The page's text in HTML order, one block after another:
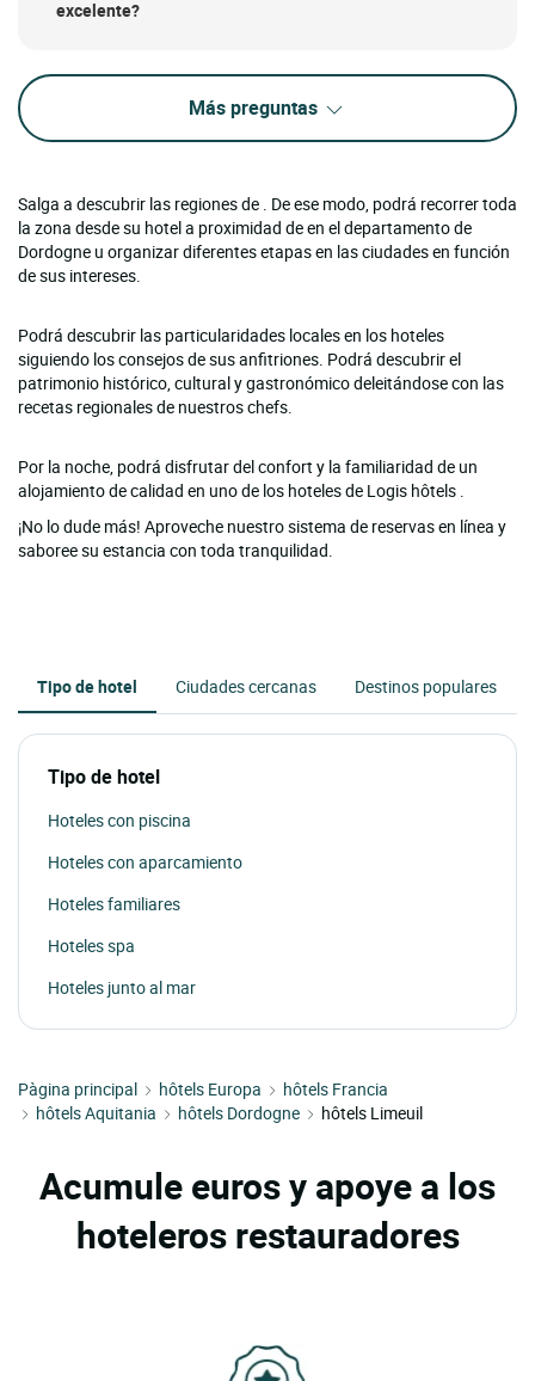
excelente?
Más preguntas
Salga a descubrir las regiones de . De ese modo, podrá recorrer toda
la zona desde su hotel a proximidad de en el departamento de
Dordogne u organizar diferentes etapas en las ciudades en función
de sus intereses.
Podrá descubrir las particularidades locales en los hoteles
siguiendo los consejos de sus anfitriones. Podrá descubrir el
patrimonio histórico, cultural y gastronómico deleitándose con las
recetas regionales de nuestros chefs.
Por la noche, podrá disfrutar del confort y la familiaridad de un
alojamiento de calidad en uno de los hoteles de Logis hôtels .
¡No lo dude más! Aproveche nuestro sistema de reservas en línea y
saboree su estancia con toda tranquilidad.
Tipo de hotel Ciudades cercanas Destinos populares
Tipo de hotel
Hoteles con piscina
Hoteles con aparcamiento
Hoteles familiares
Hoteles spa
Hoteles junto al mar
Pàgina principal hôtels Europa
hôtels Francia
hôtels Aquitania
hôtels Dordogne hôtels Limeuil
Acumule euros y apoye a los
hoteleros restauradores